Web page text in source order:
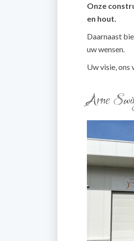
Onze
en hout.
Daarnaast
uw wensen.
Uw visie, ons
Arne